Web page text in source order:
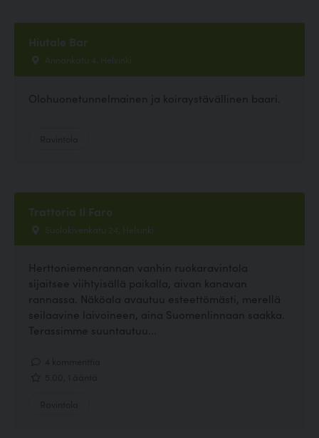
Hiutale Bar
Annankatu 4, Helsinki
Olohuonetunnelmainen ja koiraystävällinen baari.
Trattoria Il Faro
Suolakivenkatu 24, Helsinki
Herttoniemenrannan vanhin ruokaravintola
sijaitsee viihtyisällä paikalla, aivan kanavan
rannassa. Näköala avautuu esteettömästi, merellä
seilaavine laivoineen, aina Suomenlinnaan saakka.
Terassimme suuntautuu...